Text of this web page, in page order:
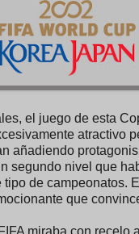
el juego de esta
atractivo
añadiendo
segundo nivel que
tipo de campeonatos.
que